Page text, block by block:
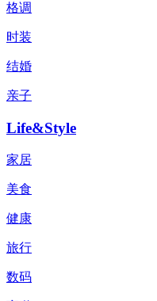
格调
时装
结婚
亲子
Life&Style
家居
美食
健康
旅行
数码